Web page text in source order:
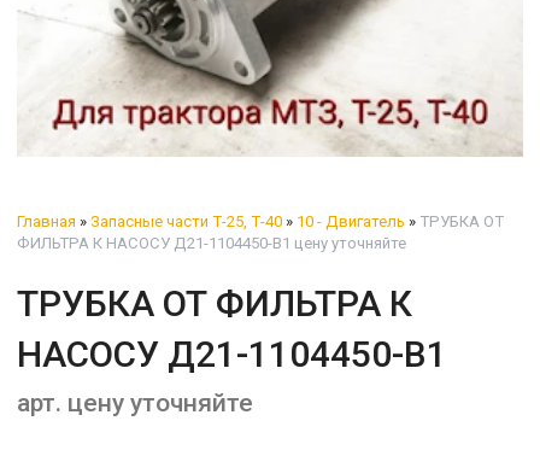
Главная » Запасные части Т-25, Т-40 » 10 - Двигатель » ТРУБКА ОТ
ФИЛЬТРА К НАСОСУ Д21-1104450-В1 цену уточняйте
ТРУБКА ОТ ФИЛЬТРА К
НАСОСУ Д21-1104450-В1
арт. цену уточняйте